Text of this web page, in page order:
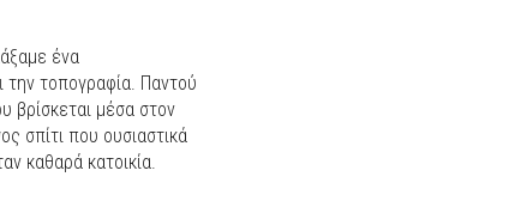
ένα
την τοπογραφία. Παντού
βρίσκεται μέσα στον
σπίτι που ουσιαστικά
καθαρά κατοικία.